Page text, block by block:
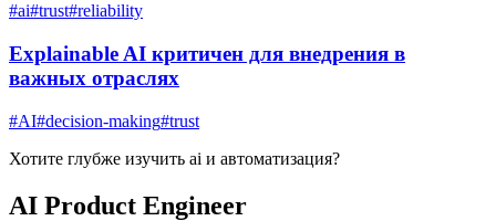
#ai#trust#reliability
Explainable AI критичен для внедрения в
важных отраслях
#AI#decision-making#trust
Хотите глубже изучить ai и автоматизация?
AI Product Engineer